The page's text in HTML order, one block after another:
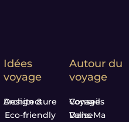
Idées
voyage
Design & Architecture
Eco-friendly
Autour du
voyage
Conseils Voyage
Dans Ma Valise